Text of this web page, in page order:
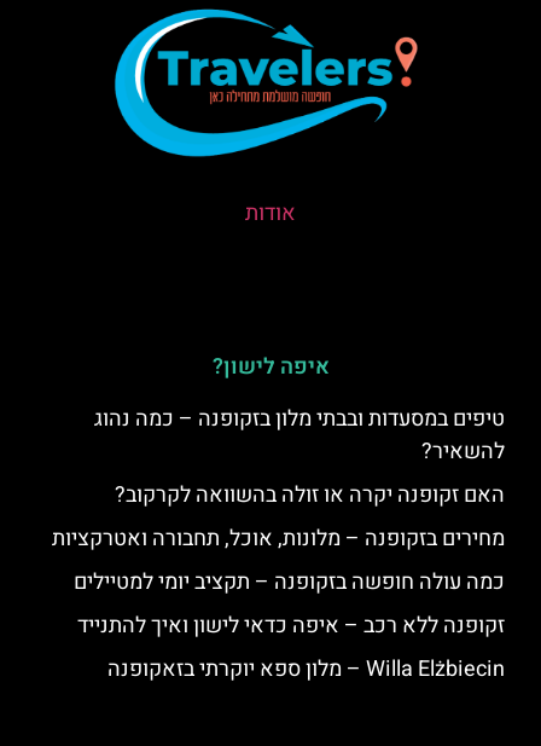
אודות
איפה לישון?
טיפים במסעדות ובבתי מלון בזקופנה – כמה נהוג
להשאיר?
האם זקופנה יקרה או זולה בהשוואה לקרקוב?
מחירים בזקופנה – מלונות, אוכל, תחבורה ואטרקציות
כמה עולה חופשה בזקופנה – תקציב יומי למטיילים
זקופנה ללא רכב – איפה כדאי לישון ואיך להתנייד
Willa Elżbiecin – מלון ספא יוקרתי בזאקופנה